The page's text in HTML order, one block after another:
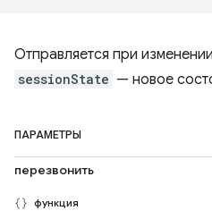
Отправляется при
sessionState — новое
ПАРАМЕТРЫ
перезвонить
функция